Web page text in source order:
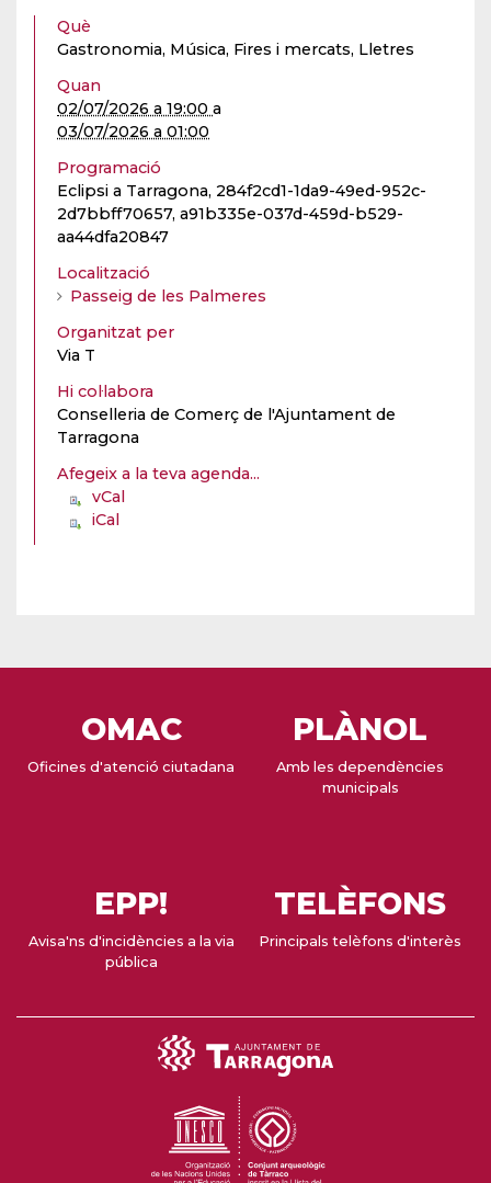
Què
Gastronomia, Música, Fires i mercats, Lletres
Quan
02/07/2026 a 19:00 a
03/07/2026 a 01:00
Programació
Eclipsi a Tarragona, 284f2cd1-1da9-49ed-952c-
2d7bbff70657, a91b335e-037d-459d-b529-
aa44dfa20847
Localització
Passeig de les Palmeres
Organitzat per
Via T
Hi col·labora
Conselleria de Comerç de l'Ajuntament de
Tarragona
Afegeix a la teva agenda...
vCal
iCal
OMAC
Oficines d'atenció ciutadana
PLÀNOL
Amb les dependències
municipals
EPP!
Avisa'ns d'incidències a la via
pública
TELÈFONS
Principals telèfons d'interès